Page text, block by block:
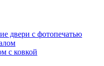
двери с фотопечатью
с ковкой